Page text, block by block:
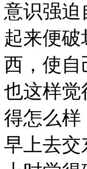
意识强迫
起来便
西，使自
也这样觉
得怎么样
早上去交